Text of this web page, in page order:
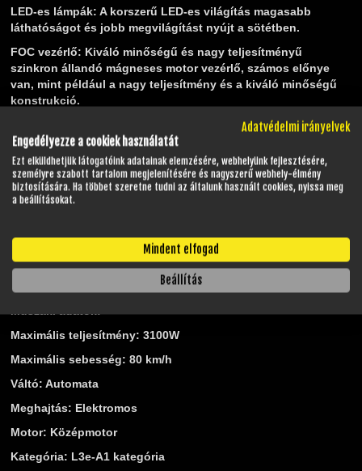
LED-es lámpák: A korszerű LED-es világítás magasabb
láthatóságot és jobb megvilágítást nyújt a sötétben.
FOC vezérlő: Kiváló minőségű és nagy teljesítményű
szinkron állandó mágneses motor vezérlő, számos előnye
van, mint például a nagy teljesítmény és a kiváló minőségű
konstrukció.
Az indításgátló funkció megakadályozza, hogy
illetéktelen személyek használhassák a kerékpárt, és segít
megőrizni a tulajdonos birtokát.
Riasztó:Az integrált riasztórendszer egyedülálló védelmet
biztosít a kerékpár tulajdonosának és vagyonának.
nyújtanak az ZT-22 Pro robogónak, így a mindennapi
közlekedésed még kellemesebbé és egyszerűbbé válik.
Maximális teljesítmény: 3100W
Maximális sebesség: 80 km/h
Váltó: Automata
Meghajtás: Elektromos
Motor: Középmotor
Kategória: L3e-A1 kategória
Adatvédelmi irányelvek
Engedélyezze a cookiek használatát
Ezt elküldhetjük látogatóink adatainak elemzésére, webhelyünk fejlesztésére,
személyre szabott tartalom megjelenítésére és nagyszerű webhely-élmény
biztosítására. Ha többet szeretne tudni az általunk használt cookies, nyissa meg
a beállításokat.
Mindent elfogad
Beállítás